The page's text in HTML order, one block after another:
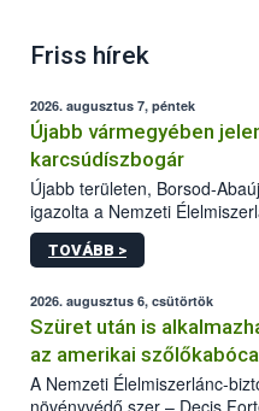
Friss hírek
2026. augusztus 7, péntek
Újabb vármegyében
karcsúdíszbogár
Újabb területen, Borsod-
igazolta a Nemzeti
kőrisrontó karcsúdíszbogár
kártevőt nem csak
az intenzív felderítést,
hatósággal is
TOVÁBB >
2026. augusztus 6, csütörtök
Szüret után is
az amerikai
A Nemzeti Élelmiszerlánc-
növényvédő szer – Decis